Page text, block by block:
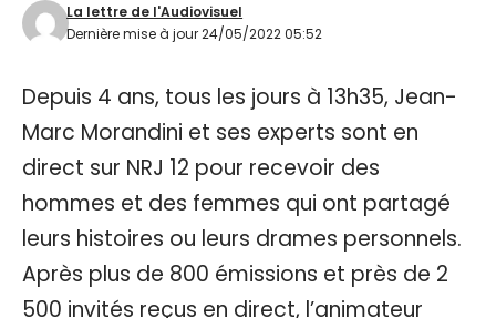
Dernière mise à jour 24/05/2022 05:52
La lettre de l'Audiovisuel
Depuis 4 ans, tous les jours à 13h35, Jean-
Marc Morandini et ses experts sont en
direct sur NRJ 12 pour recevoir des
hommes et des femmes qui ont partagé
leurs histoires ou leurs drames personnels.
Après plus de 800 émissions et près de 2
500 invités reçus en direct, l’animateur